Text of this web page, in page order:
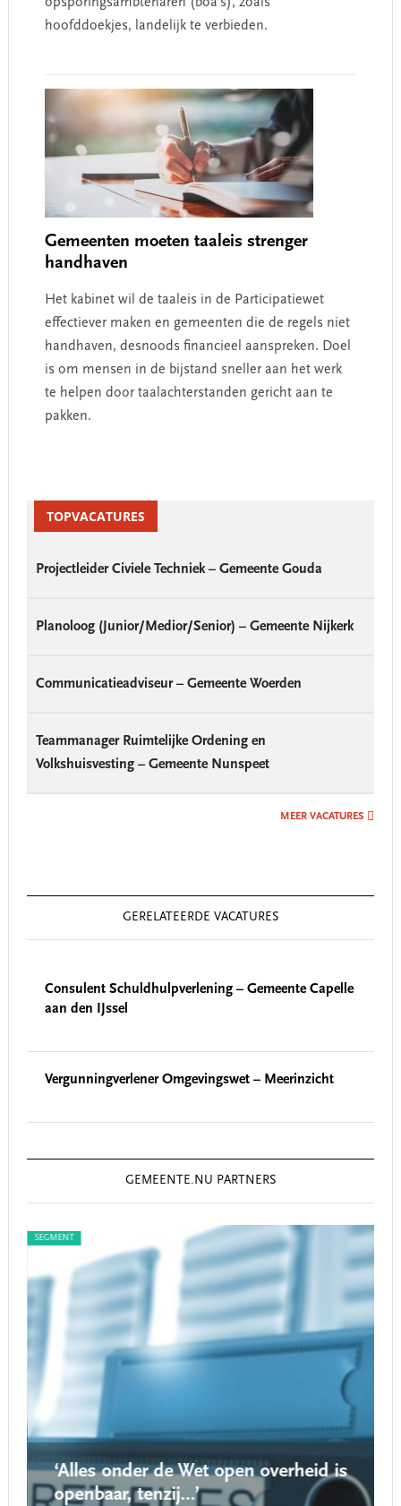
hoofddoekjes, landelijk te verbieden.
Gemeenten moeten taaleis strenger
handhaven
Het kabinet wil de taaleis in de Participatiewet
effectiever maken en gemeenten die de regels niet
handhaven, desnoods financieel aanspreken. Doel
is om mensen in de bijstand sneller aan het werk
te helpen door taalachterstanden gericht aan te
pakken.
SidebarTOPVACATURES
Projectleider Civiele Techniek – Gemeente Gouda
Planoloog (Junior/Medior/Senior) – Gemeente Nijkerk
Communicatieadviseur – Gemeente Woerden
Teammanager Ruimtelijke Ordening en
Volkshuisvesting – Gemeente Nunspeet
MEER VACATURES
GERELATEERDE VACATURES
Consulent Schuldhulpverlening – Gemeente Capelle
aan den IJssel
Vergunningverlener Omgevingswet – Meerinzicht
GEMEENTE.NU PARTNERS
SEGMENT
‘Alles onder de Wet open overheid is
openbaar, tenzij…’